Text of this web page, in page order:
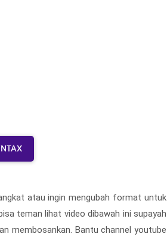
atau ingin mengubah format untuk
teman lihat video dibawah ini supayah
membosankan. Bantu channel youtube